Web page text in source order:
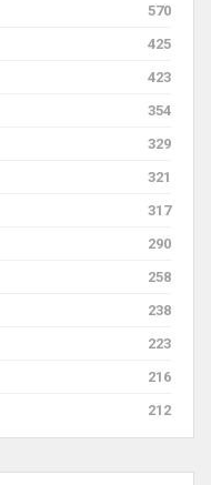
570
425
423
354
329
321
317
290
258
238
223
216
212